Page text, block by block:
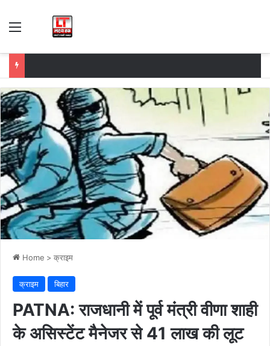
Menu
Home > क्राइम
क्राइम बिहार
PATNA: राजधानी में पूर्व मंत्री वीणा शाही
के असिस्टेंट मैनेजर से 41 लाख की लूट